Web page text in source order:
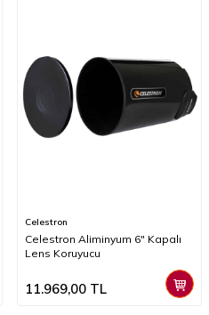
Celestron
Celestron Aliminyum 6" Kapalı
Lens Koruyucu
11.969,00 TL